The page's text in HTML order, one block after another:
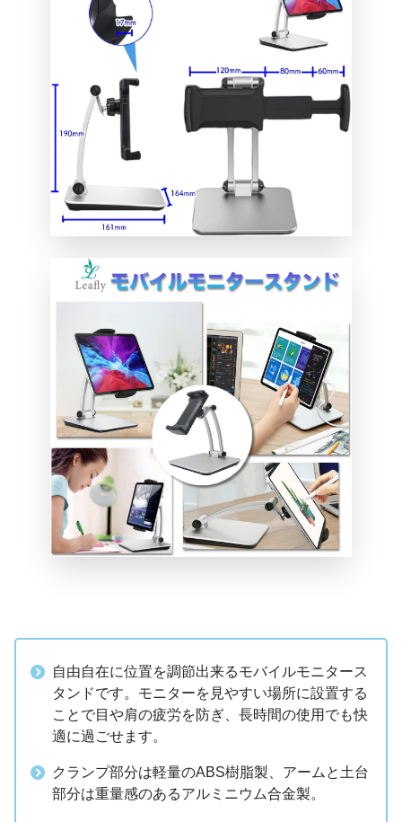
自由自在に位置を調節出来るモバイルモニタース
タンドです。モニターを見やすい場所に設置する
ことで目や肩の疲労を防ぎ、長時間の使用でも快
適に過ごせます。
クランプ部分は軽量のABS樹脂製、アームと土台
部分は重量感のあるアルミニウム合金製。